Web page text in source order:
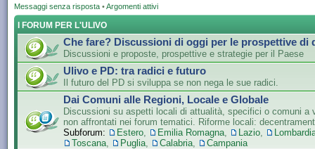
Messaggi senza risposta •Argomenti attivi
I FORUM PER L'ULIVO
Che fare? Discussioni di oggi per le prospettive di
Discussioni e proposte, prospettive e strategie per il Paese
Ulivo e PD: tra radici e futuro
Il futuro del PD si sviluppa se non nega le sue radici.
Dai Comuni alle Regioni, Locale e Globale
Discussioni su aspetti locali di attualità, specifici o comuni a
non affrontati nei forum tematici. Riforme locali:
Subforum:
Estero Emilia Romagna Lazio
Toscana
Puglia Calabria Campania